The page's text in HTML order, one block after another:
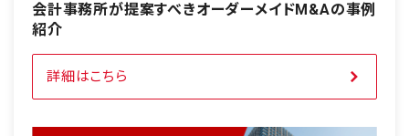
会計事務所が提案すべきオーダーメイドM&Aの事例
紹介
詳細はこちら